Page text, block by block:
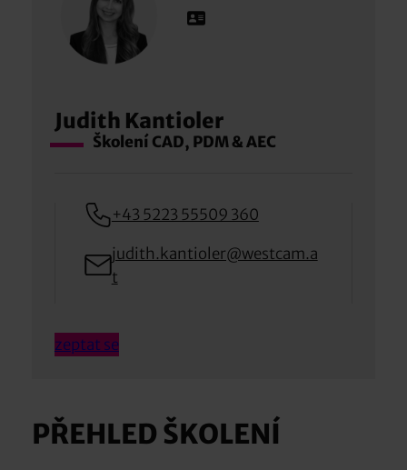
Judith Kantioler
Školení CAD, PDM & AEC
+43 5223 55509 360
judith.kantioler@westcam.a
t
zeptat se
PŘEHLED ŠKOLENÍ